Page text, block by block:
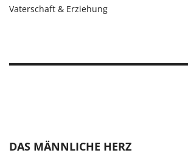
DAS MÄNNLICHE HERZ
Vaterschaft & Erziehung